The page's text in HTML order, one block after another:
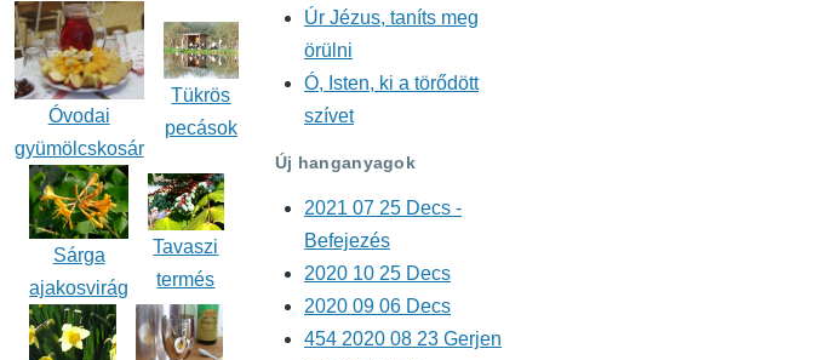
Óvodai
gyümölcskosár
Tükrös
pecások
Sárga
ajakosvirág
Tavaszi
termés
Úr Jézus, taníts meg
örülni
Ó, Isten, ki a törődött
szívet
Új hanganyagok
2021 07 25 Decs -
Befejezés
2020 10 25 Decs
2020 09 06 Decs
454 2020 08 23 Gerjen